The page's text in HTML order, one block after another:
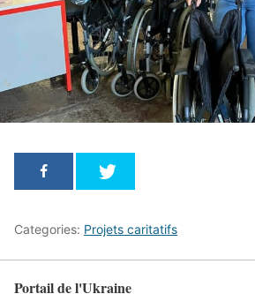
Categories: Projets caritatifs
Portail de l'Ukraine